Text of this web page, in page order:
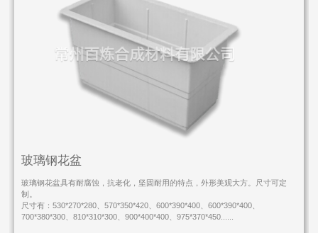
玻璃钢花盆
玻璃钢花盆具有耐腐蚀，抗老化，坚固耐用的特点，外形美观大方。尺寸可定
制。
尺寸有：530*270*280、570*350*420、600*390*400、600*390*400、
700*380*300、810*310*300、900*400*400、975*370*450......